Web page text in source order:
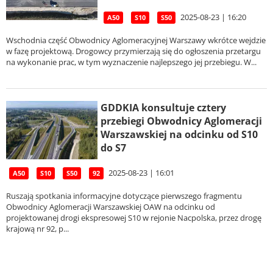
A50 S10 S50 2025-08-23 | 16:20
Wschodnia część Obwodnicy Aglomeracyjnej Warszawy wkrótce wejdzie
w fazę projektową. Drogowcy przymierzają się do ogłoszenia przetargu
na wykonanie prac, w tym wyznaczenie najlepszego jej przebiegu. W...
GDDKIA konsultuje cztery
przebiegi Obwodnicy Aglomeracji
Warszawskiej na odcinku od S10
do S7
A50 S10 S50 92 2025-08-23 | 16:01
Ruszają spotkania informacyjne dotyczące pierwszego fragmentu
Obwodnicy Aglomeracji Warszawskiej OAW na odcinku od
projektowanej drogi ekspresowej S10 w rejonie Nacpolska, przez drogę
krajową nr 92, p...